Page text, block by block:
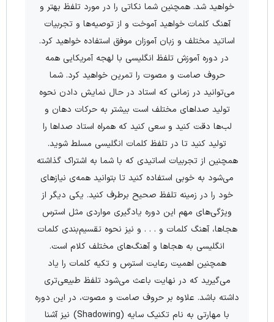
خواهید شد. همچنین شما نکاتی را در مورد تلفظ بهتر و
آهنگ کلمات خواهید آموخت و از توصیه‌ها و تجربیات
اساتید مختلف و زبان آموزان موفق استفاده خواهید کرد.
در دوره آموزش تلفظ انگلیسی با لهجه آمریکایی همه
حروف صامت و مصوت را تمرین خواهید کرد. شما
می‌توانید در زمانی که استاد در حال نمایش دادن نحوه
تولید صداهای مختلف است بیشتر به حرکات دهان و
لب‌ها دقت کنید و سعی کنید که همراه استاد صداها را
تولید کنید تا در تلفظ کلمات انگلیسی مسلط شوید.
همچنین از تجربیات اساتیدی که با شما به اشتراک گذاشته
می‌شود به خوبی استفاده کنید تا بتوانید همه‌ی نیازهای
خود را در زمینه تلفظ صحیح برطرف کنید. یکی دیگر از
ویژگی‌های مهم این دوره یادگیری مواردی مثل استرس
هجاها، آهنگ کلمات و . . . و نیز نحوه تقسیم‌بندی کلمات
انگلیسی به هجاها و آهنگ‌های مختلف کلام است.
همچنین اهمیت رعایت استرس و تکیه کلمات را یاد
می‌گیرید که در نهایت باعث می‌شود تلفظ طبیعی‌تری
داشته باشد. علاوه بر حروف صامت و مصوت، در این دوره
با مهارتی به نام تکنیک سایه (Shadowing) نیز آشنا